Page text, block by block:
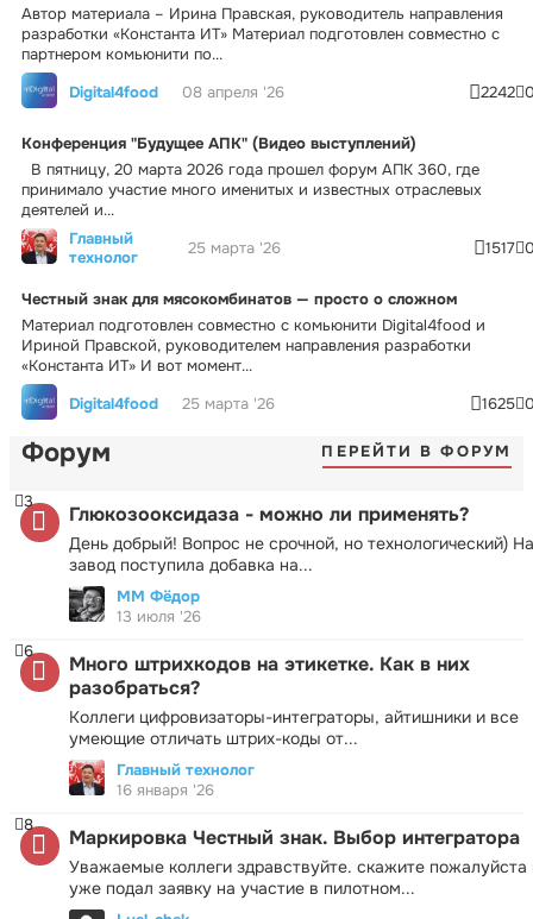
Автор материала – Ирина Правская, руководитель направления
разработки «Константа ИТ» Материал подготовлен совместно с
партнером комьюнити по...
Digital4food
08 апреля '26 2242
Конференция "Будущее АПК" (Видео выступлений)
В пятницу, 20 марта 2026 года прошел форум АПК 360, где
принимало участие много именитых и известных отраслевых
деятелей и...
Главный
технолог
25 марта '26 1517
Честный знак для мясокомбинатов — просто о сложном
Материал подготовлен совместно с комьюнити Digital4food и
Ириной Правской, руководителем направления разработки
«Константа ИТ» И вот момент...
Digital4food
25 марта '26 1625
Форум ПЕРЕЙТИ В ФОРУМ
Глюкозооксидаза - можно ли применять?
День добрый! Вопрос не срочной, но технологический) На
завод поступила добавка на...
3
ММ Фёдор
13 июля '26
Много штрихкодов на этикетке. Как в них
разобраться?
Коллеги цифровизаторы-интеграторы, айтишники и все
умеющие отличать штрих-коды от...
6
Главный технолог
16 января '26
Маркировка Честный знак. Выбор интегратора
Уважаемые коллеги здравствуйте. скажите пожалуйста
уже подал заявку на участие в пилотном...
8